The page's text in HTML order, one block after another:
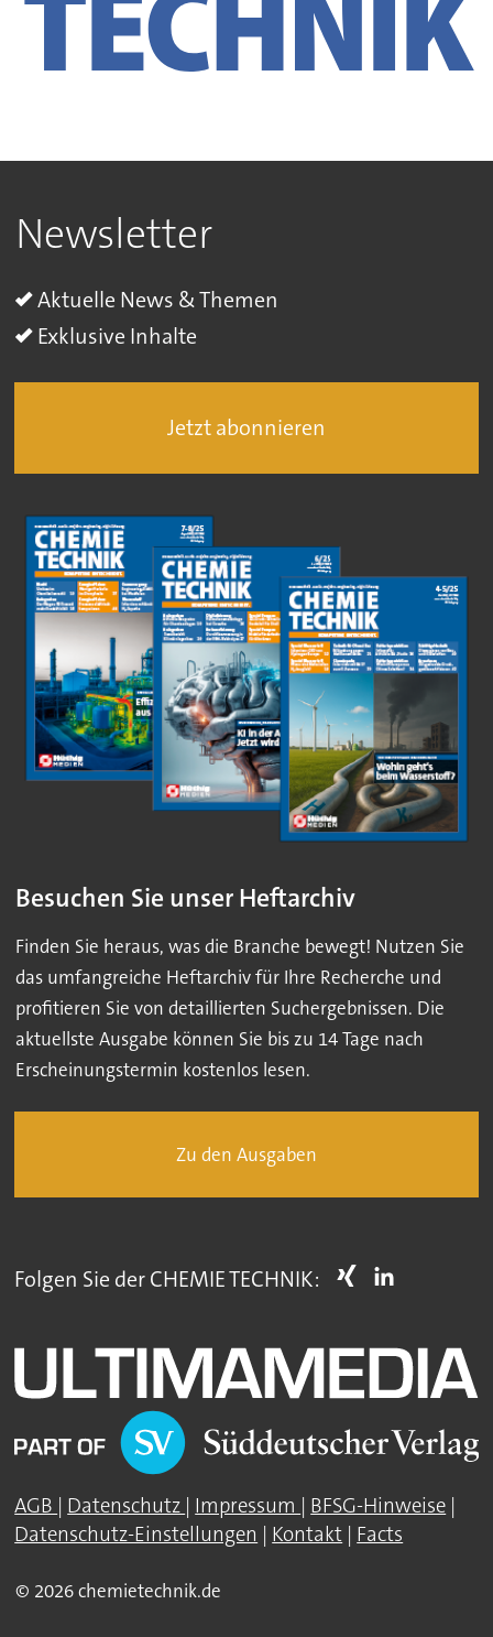
Newsletter
Aktuelle News & Themen
Exklusive Inhalte
Jetzt abonnieren
Besuchen Sie unser Heftarchiv
Finden Sie heraus, was die Branche bewegt! Nutzen Sie
das umfangreiche Heftarchiv für Ihre Recherche und
profitieren Sie von detaillierten Suchergebnissen. Die
aktuellste Ausgabe können Sie bis zu 14 Tage nach
Erscheinungstermin kostenlos lesen.
Zu den Ausgaben
Folgen Sie der CHEMIE TECHNIK:
AGB | Datenschutz | Impressum | BFSG-Hinweise |
Datenschutz-Einstellungen | Kontakt | Facts
© 2026 chemietechnik.de